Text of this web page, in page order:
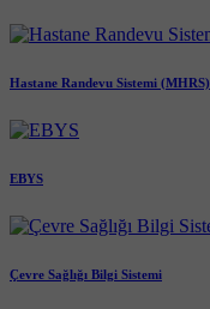
Hastane Randevu Sistemi (MHRS)
EBYS
Çevre Sağlığı Bilgi Sistemi